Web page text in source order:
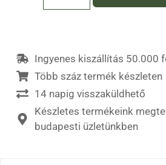
Ingyenes kiszállítás 50.000
Több száz termék készleten
14 napig visszaküldhető
Készletes termékeink
budapesti üzletünkben